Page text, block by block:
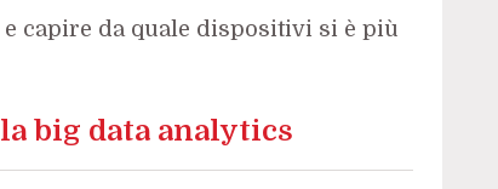
capire da quale dispositivi si è più
big data analytics